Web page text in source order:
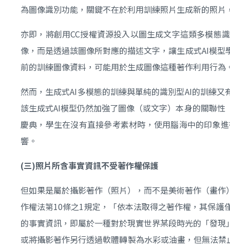
為圖像識別功能，關鍵不在於利用訓練照片生成新的照
亦即，將創用CC授權資源投入以圖生成文字這類多模
像，而是透過該圖像所對應的描述文字，讓生成式AI模
前的訓練圖像資料，可能用於生成圖像這種著作利用行
然而，生成式AI多模態的訓練與單純的識別型AI的訓練
該生成式AI模型仍然加強了圖像（或文字）本身的關聯
慶典，學生在沒有直接參考素材時，使用腦海中的印象
響。
(三)照片所含事實資訊不受著作權保護
但如果是屬於攝影著作（照片），而不是美術著作（畫
作權法第10條之1規定，「依本法取得之著作權，其保
的事實資訊，即屬於一種對於現實世界某段時光的「發
或將攝影著作另行透過軟體轉製為水彩或油畫，但無法